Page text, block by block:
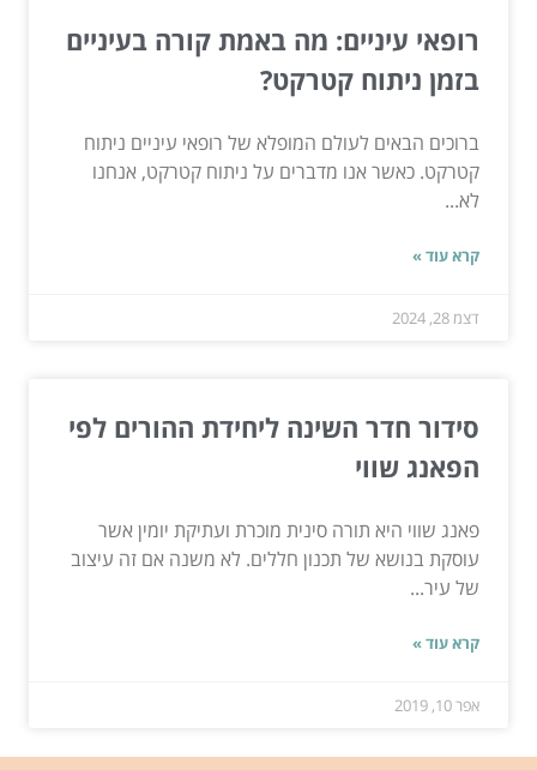
רופאי עיניים: מה באמת קורה בעיניים
בזמן ניתוח קטרקט?
ברוכים הבאים לעולם המופלא של רופאי עיניים ניתוח
קטרקט. כאשר אנו מדברים על ניתוח קטרקט, אנחנו
לא...
קרא עוד »
דצמ 28, 2024
סידור חדר השינה ליחידת ההורים לפי
הפאנג שווי
פאנג שווי היא תורה סינית מוכרת ועתיקת יומין אשר
עוסקת בנושא של תכנון חללים. לא משנה אם זה עיצוב
של עיר...
קרא עוד »
אפר 10, 2019